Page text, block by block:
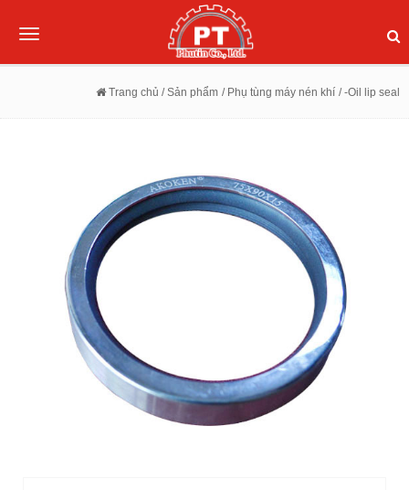
Toggle
Trang chủ / Sản phẩm / Phụ tùng máy nén khí / -Oil lip seal